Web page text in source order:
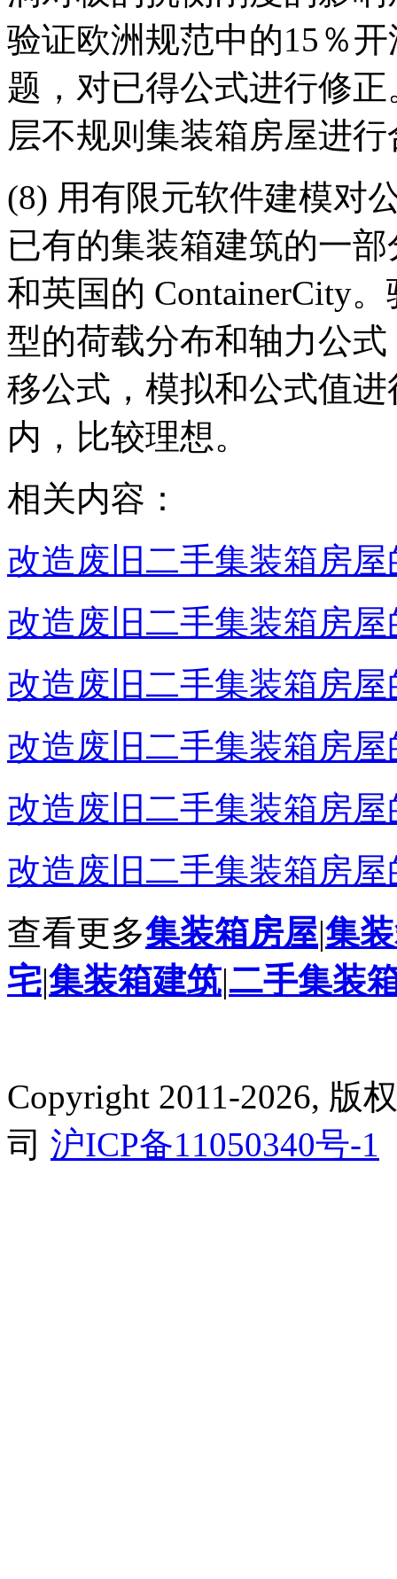
验证欧洲规范中的15％
题，对已得公式进行修
层不规则集装箱房屋进
(8) 用有限元软件建模对
已有的集装箱建筑的一
和英国的 ContainerCity
型的荷载分布和轴力公
移公式，模拟和公式值
内，比较理想。
相关内容：
改造废旧二手集装箱房
改造废旧二手集装箱房
改造废旧二手集装箱房
改造废旧二手集装箱房
改造废旧二手集装箱房
改造废旧二手集装箱房
查看更多集装箱房屋|集
宅|集装箱建筑|二手集装
Copyright 2011-2026, 版
司 沪ICP备11050340号-1